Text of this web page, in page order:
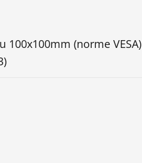
100x100mm (norme VESA)